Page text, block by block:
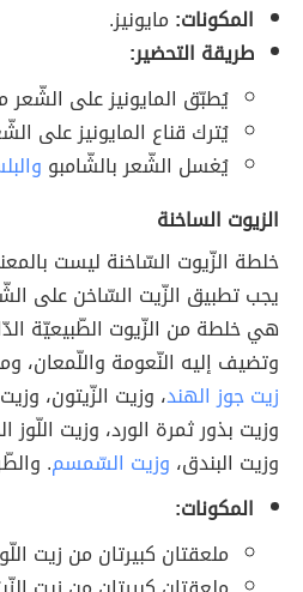
المكونات: مايونيز.
طريقة التحضير:
يُطبّق المايونيز على الشّعر
يُترك قناع المايونيز على الشّعر
يُغسل الشّعر بالشّامبو
الزيوت الساخنة
خلطة الزّيوت السّاخنة ليست
يجب تطبيق الزّيت السّاخن على
هي خلطة من الزّيوت الطّبيعيّة
وتضيف إليه النّعومة واللّمعان،
زيت جوز الهند، وزيت الزّيتون،
وزيت بذور ثمرة الورد، وزيت اللّوز
وزيت البندق، وزيت السّمسم.
المكونات:
ملعقتان كبيرتان من زيت